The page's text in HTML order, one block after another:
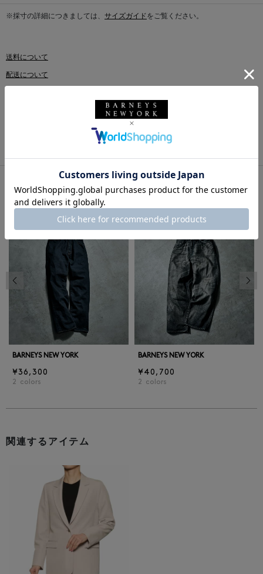
※採寸の詳細につきましては、 サイズガイドをご覧ください。
送料について
配送について
このアイテムをシェアする
同じカテゴリのアイテム
BARNEYS NEW YORK
¥36,300
2 colors
BARNEYS NEW YORK
¥40,700
2 colors
前の画像
関連するアイテム